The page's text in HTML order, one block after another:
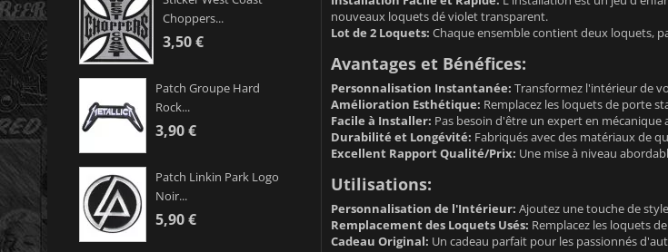
Choppers...
3,50 €
Patch Groupe Hard
Rock...
3,90 €
Patch Linkin Park Logo
Noir...
5,90 €
nouveaux loquets dé violet transparent.
Lot de 2 Loquets: Chaque ensemble contient deux loquets,
Avantages et Bénéfices:
Personnalisation Instantanée: Transformez l'intérieur de
Amélioration Esthétique: Remplacez les loquets de porte
Facile à Installer: Pas besoin d'être un expert en
Durabilité et Longévité: Fabriqués avec des matériaux de
Excellent Rapport Qualité/Prix: Une mise à niveau
Utilisations:
Personnalisation de l'Intérieur: Ajoutez une touche de
Remplacement des Loquets Usés: Remplacez les loquets
Cadeau Original: Un cadeau parfait pour les passionnés